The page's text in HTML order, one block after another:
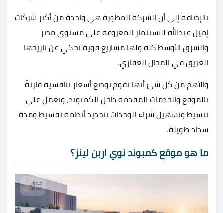
بالإضافة إلى أن الشركة المطورة هي واحدة من أكبر شركات
إميل عبدالله للاستثمار المعروفة على مستوى مصر
والشرق الأوسط كله ولها مشاريع قوية تحكي عن تاريخها
العريق في المجال العقاري.
والأهم من كل شئ أنها تقوم بوضع أسعار تنافسية قارنةً
بالموقع والخدمات المقدمة داخل الكمبوند، وتعمل على
تبسيط وتسهيل شراء الوحدات بتحديد أنظمة تقسيط ومدة
سداد طويلة.
ما هو موقع كمبوند نوي اربن لينز؟